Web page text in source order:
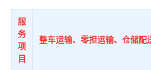
服
务
项
目
整车运输、零担运输、仓储配